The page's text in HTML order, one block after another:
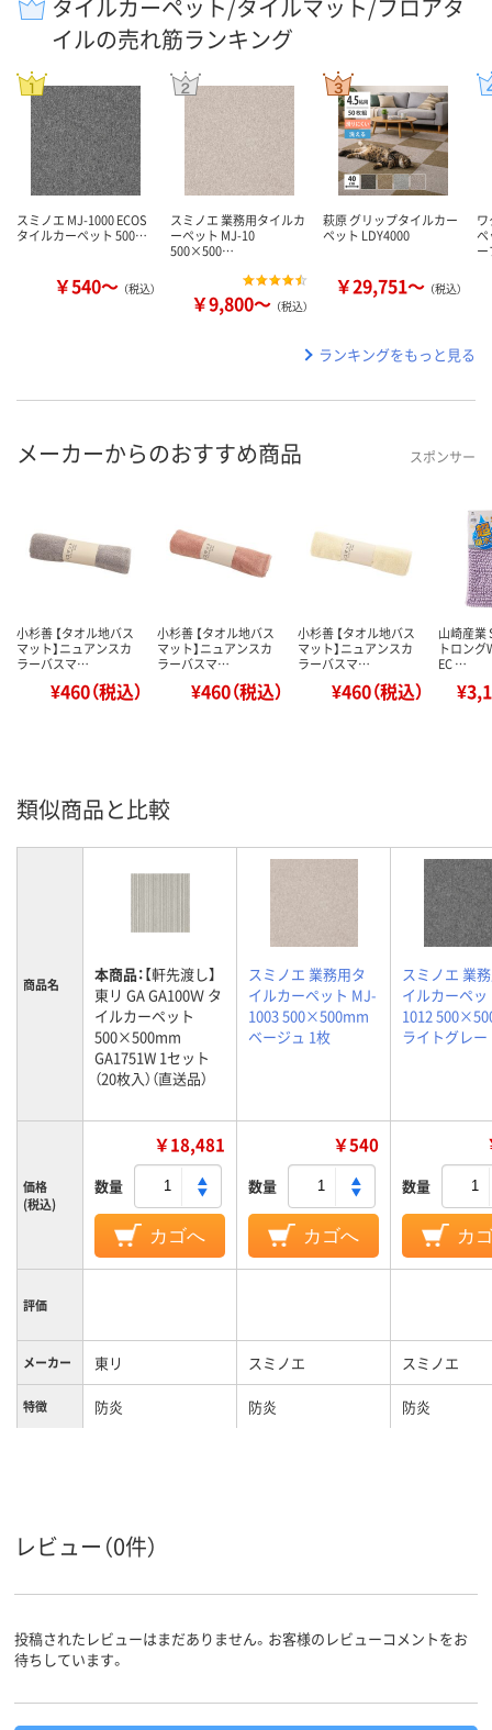
タイルカーペット/タイルマット/フロアタ
イルの売れ筋ランキング
スミノエ MJ-1000 ECOS
タイルカーペット 500…
￥540～ （税込）
スミノエ 業務用タイルカ
ーペット MJ-10
500×500…
￥9,800～ （税込）
萩原 グリップタイルカー
ペット LDY4000
￥29,751～ （税込）
ペ
ランキングをもっと見る
メーカーからのおすすめ商品 スポンサー
小杉善 【タオル地バス
マット】ニュアンスカ
ラーバスマ…
¥460（税込）
小杉善 【タオル地バス
マット】ニュアンスカ
ラーバスマ…
¥460（税込）
小杉善 【タオル地バス
マット】ニュアンスカ
ラーバスマ…
¥460（税込）
山崎産業
トロング
EC …
類似商品と比較
商品名 本商品：【軒先渡し】
東リ GA GA100Ｗ タ
イルカーペット
500×500mm
GA1751W 1セット
（20枚入）（直送品）
スミノエ 業務用タ
イルカーペット MJ-
1003 500×500mm
ベージュ 1枚
スミノエ 業
イルカーペ
1012
ライトグレー
価格
(税込)
￥18,481
数量
カゴへ
￥540
数量
カゴへ
数量
カ
評価
メーカー 東リ スミノエ スミノエ
特徴 防炎 防炎 防炎
レビュー（0件）
投稿されたレビューはまだありません。お客様のレビューコメントをお
待ちしています。